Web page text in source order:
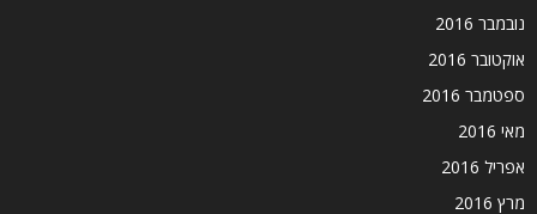
נובמבר 2016
אוקטובר 2016
ספטמבר 2016
מאי 2016
אפריל 2016
מרץ 2016